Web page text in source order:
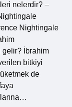
nelerdir? –
Nightingale
gelir? İbrahim
bitkiyi
de